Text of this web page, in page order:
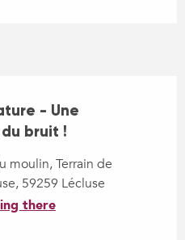
- Une
bruit !
moulin, Terrain de
59259 Lécluse
there